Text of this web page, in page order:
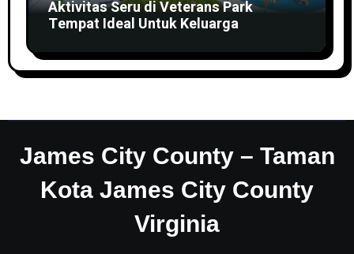
Aktivitas Seru di Veterans Park
Tempat Ideal Untuk Keluarga
James City County – Taman
Kota James City County
Virginia